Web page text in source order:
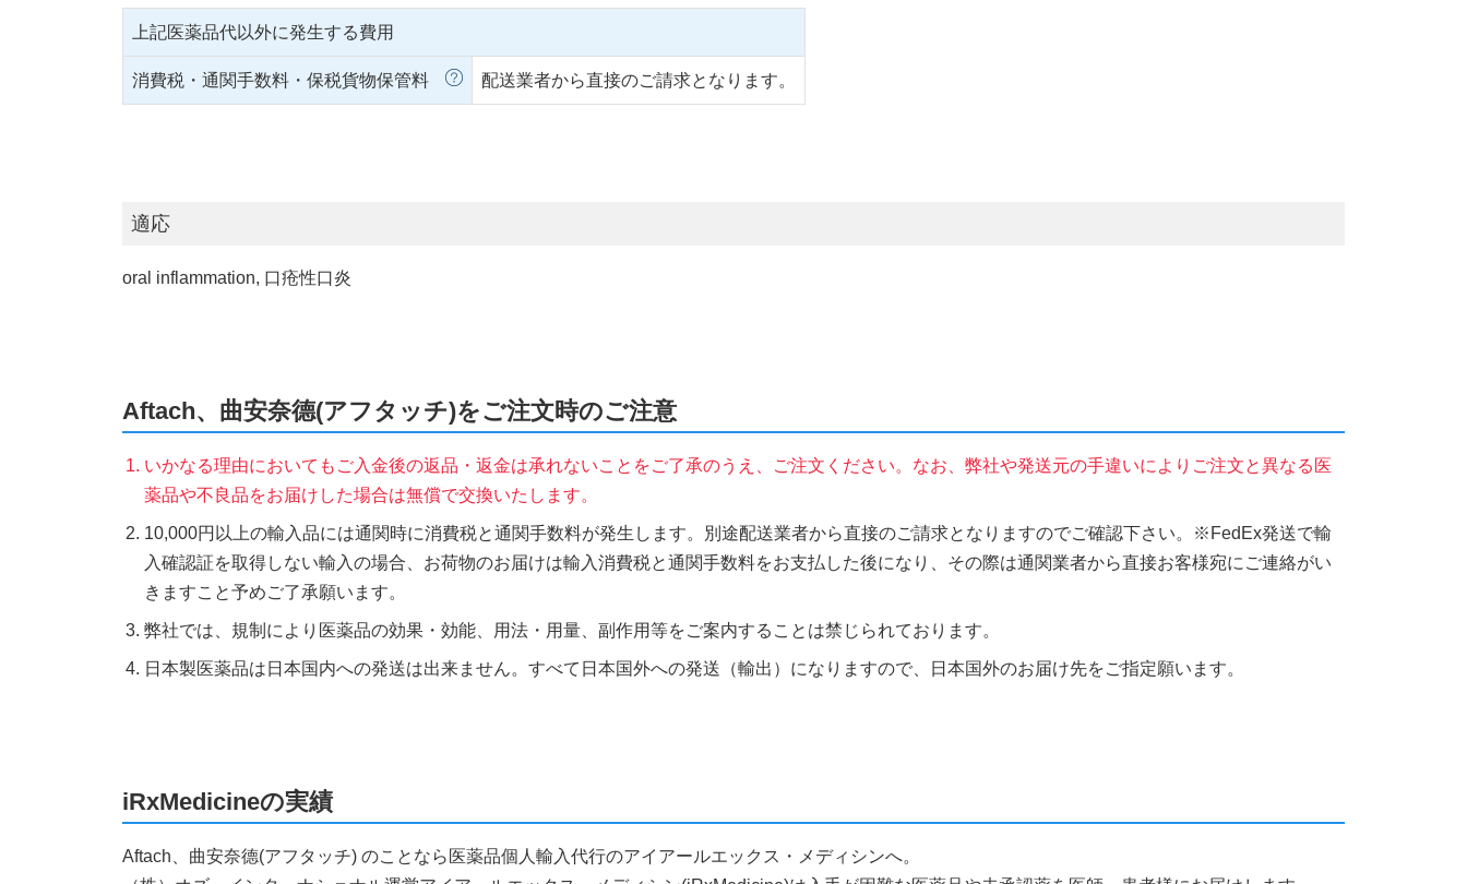
上記医薬品代以外に発生する費用
消費税・通関手数料・保税貨物保管料 配送業者から直接のご請求となります。
適応
oral inflammation, 口疮性口炎
Aftach、曲安奈德(アフタッチ)をご注文時のご注意
いかなる理由においてもご入金後の返品・返金は承れないことをご了承のうえ、ご注文ください。なお、弊社や発送元の手違いによりご注文と異なる医
薬品や不良品をお届けした場合は無償で交換いたします。
10,000円以上の輸入品には通関時に消費税と通関手数料が発生します。別途配送業者から直接のご請求となりますのでご確認下さい。※FedEx発送で輸
入確認証を取得しない輸入の場合、お荷物のお届けは輸入消費税と通関手数料をお支払した後になり、その際は通関業者から直接お客様宛にご連絡がい
きますこと予めご了承願います。
弊社では、規制により医薬品の効果・効能、用法・用量、副作用等をご案内することは禁じられております。
日本製医薬品は日本国内への発送は出来ません。すべて日本国外への発送（輸出）になりますので、日本国外のお届け先をご指定願います。
iRxMedicineの実績
Aftach、曲安奈德(アフタッチ) のことなら医薬品個人輸入代行のアイアールエックス・メディシンへ。